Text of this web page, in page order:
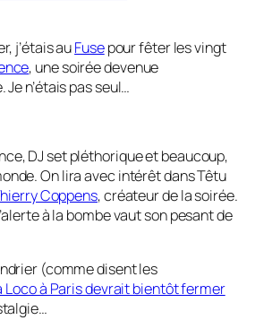
j’étais auFusepour fêter les vingt
, une soirée devenue
n’étais pas seul…
DJ set pléthorique et beaucoup,
On lira avec intérêt dans Têtu
Coppens, créateur de la soirée.
à la bombe vaut son pesant de
(comme disent les
Loco à Paris devrait bientôt fermer